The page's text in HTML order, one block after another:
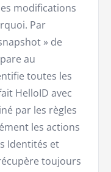
modifications
Par
» de
au
toutes les
HelloID avec
par les règles
les actions
Identités et
toujours